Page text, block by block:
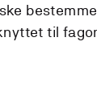
til